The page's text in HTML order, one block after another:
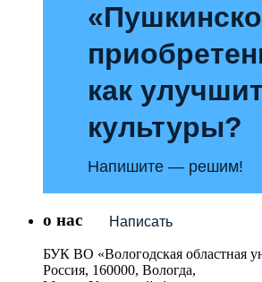
как
культуры?
Напишите — решим!
Написать
о нас
БУК ВО «Вологодская областная
Россия, 160000, Вологда,